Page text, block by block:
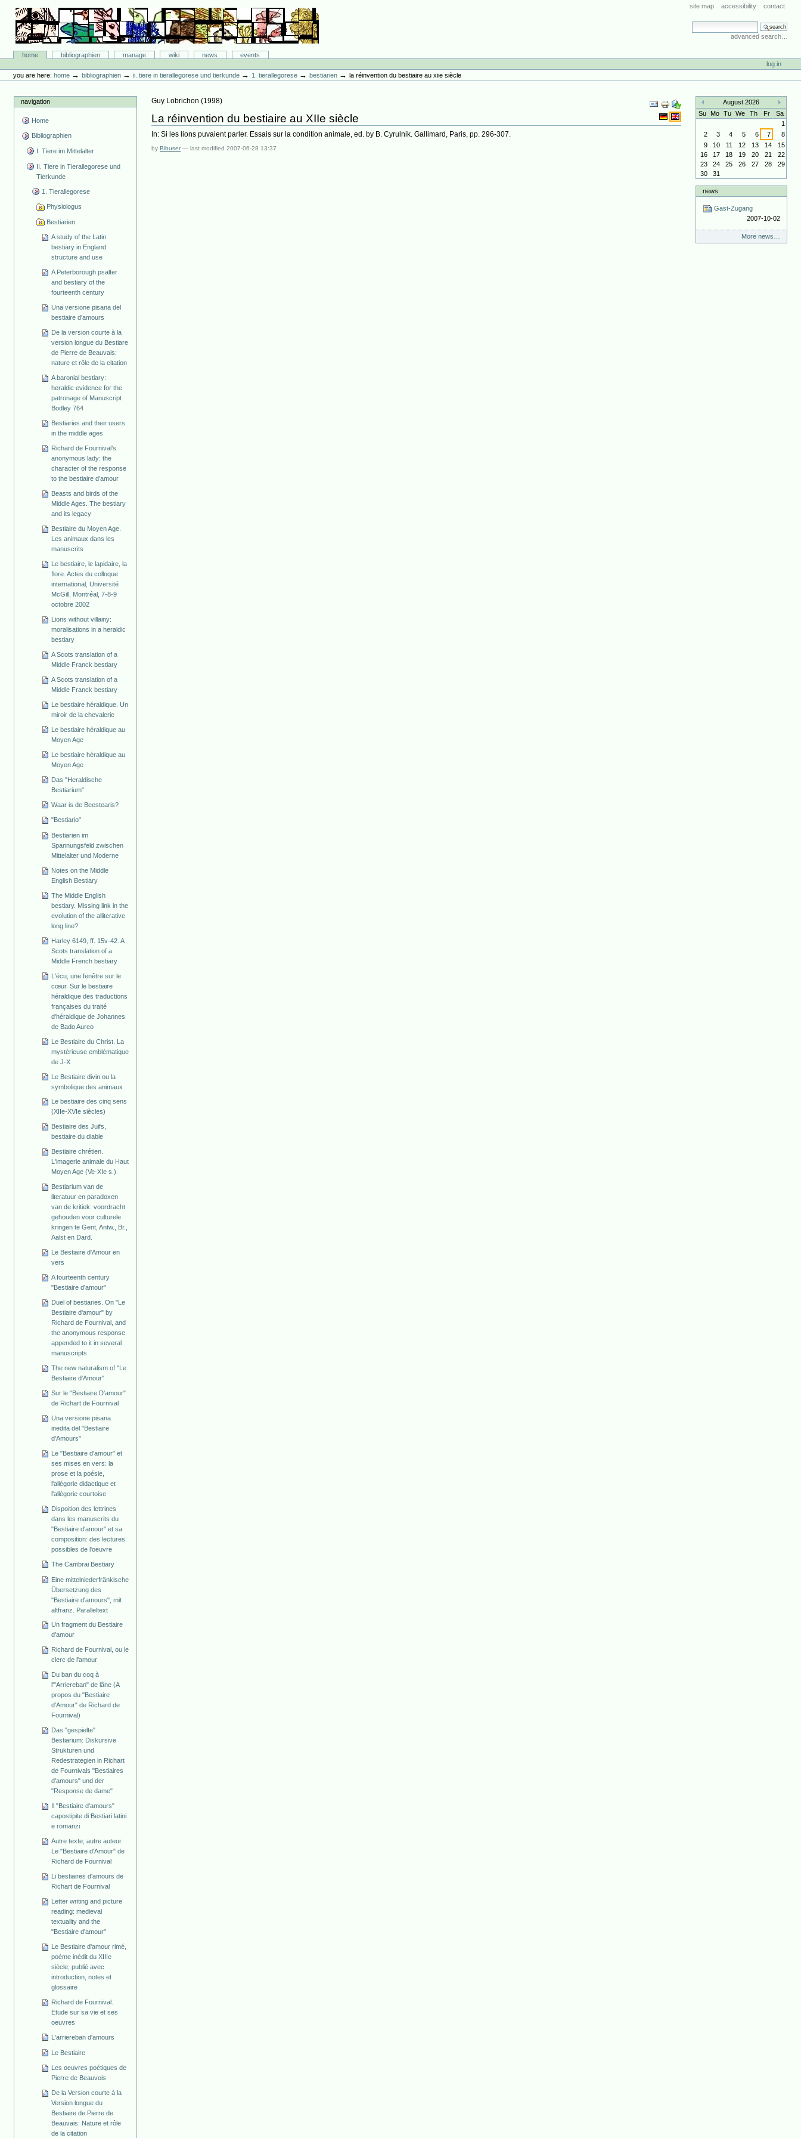
content.
navigation
site map accessibility contact
search site
advanced search…
Bibliographie-Portal
Sectionshome bibliographien manage wiki news
events
tools
log in
you are here: home →bibliographien →ii. tiere in tierallegorese und tierkunde →1. tierallegorese →bestiarien →la réinvention du bestiaire au xiie siècle
navigation
Home
Bibliographien
I. Tiere im Mittelalter
II. Tiere in Tierallegorese und
Tierkunde
1. Tierallegorese
Physiologus
Bestiarien
A study of the Latin
bestiary in England:
structure and use
A Peterborough psalter
and bestiary of the
fourteenth century
Una versione pisana del
bestiaire d'amours
De la version courte à la
version longue du Bestiare
de Pierre de Beauvais:
nature et rôle de la citation
A baronial bestiary:
heraldic evidence for the
patronage of Manuscript
Bodley 764
Bestiaries and their users
in the middle ages
Richard de Fournival’s
anonymous lady: the
character of the response
to the bestiaire d’amour
Beasts and birds of the
Middle Ages. The bestiary
and its legacy
Bestiaire du Moyen Age.
Les animaux dans les
manuscrits
Le bestiaire, le lapidaire, la
flore. Actes du colloque
international, Université
McGill, Montréal, 7-8-9
octobre 2002
Lions without villainy:
moralisations in a heraldic
bestiary
A Scots translation of a
Middle Franck bestiary
A Scots translation of a
Middle Franck bestiary
Le bestiaire héraldique. Un
miroir de la chevalerie
Le bestiaire héraldique au
Moyen Age
Le bestiaire héraldique au
Moyen Age
Das "Heraldische
Bestiarium"
Waar is de Beestearis?
"Bestiario"
Bestiarien im
Spannungsfeld zwischen
Mittelalter und Moderne
Notes on the Middle
English Bestiary
The Middle English
bestiary. Missing link in the
evolution of the alliterative
long line?
Harley 6149, ff. 15v-42. A
Scots translation of a
Middle French bestiary
L'écu, une fenêtre sur le
cœur. Sur le bestiaire
héraldique des traductions
françaises du traité
d'héraldique de Johannes
de Bado Aureo
Le Bestiaire du Christ. La
mystérieuse emblématique
de J-X
Le Bestiaire divin ou la
symbolique des animaux
Le bestiaire des cinq sens
(XIIe-XVIe siècles)
Bestiaire des Juifs,
bestiaire du diable
Bestiaire chrétien.
L'imagerie animale du Haut
Moyen Age (Ve-XIe s.)
Bestiarium van de
literatuur en paradoxen
van de kritiek: voordracht
gehouden voor culturele
kringen te Gent, Antw., Br.,
Aalst en Dard.
Le Bestiaire d'Amour en
vers
A fourteenth century
"Bestiaire d'amour"
Duel of bestiaries. On "Le
Bestiaire d'amour" by
Richard de Fournival, and
the anonymous response
appended to it in several
manuscripts
The new naturalism of "Le
Bestiaire d'Amour"
Sur le "Bestiaire D'amour"
de Richart de Fournival
Una versione pisana
inedita del "Bestiaire
d'Amours"
Le "Bestiaire d'amour" et
ses mises en vers: la
prose et la poésie,
l'allégorie didactique et
l'allégorie courtoise
Dispoition des lettrines
dans les manuscrits du
"Bestiaire d'amour" et sa
composition: des lectures
possibles de l'oeuvre
The Cambrai Bestiary
Eine mittelniederfränkische
Übersetzung des
"Bestiaire d'amours", mit
altfranz. Paralleltext
Un fragment du Bestiaire
d'amour
Richard de Fournival, ou le
clerc de l'amour
Du ban du coq à
l'"Arriereban" de lâne (A
propos du "Bestiaire
d'Amour" de Richard de
Fournival)
Das "gespielte"
Bestiarium: Diskursive
Strukturen und
Redestrategien in Richart
de Fournivals "Bestiaires
d'amours" und der
"Response de dame"
Il "Bestiaire d'amours"
capostipite di Bestiari latini
e romanzi
Autre texte; autre auteur.
Le "Bestiaire d'Amour" de
Richard de Fournival
Li bestiaires d'amours de
Richart de Fournival
Letter writing and picture
reading: medieval
textuality and the
"Bestiaire d'amour"
Le Bestiaire d'amour rimé,
poème inédit du XIIIe
siècle; publié avec
introduction, notes et
glossaire
Richard de Fournival.
Etude sur sa vie et ses
oeuvres
L'arriereban d'amours
Le Bestiaire
Les oeuvres poétiques de
Pierre de Beauvois
De la Version courte à la
Version longue du
Bestiaire de Pierre de
Beauvais: Nature et rôle
de la citation
Document
Actions
Guy Lobrichon (1998)
La réinvention du bestiaire au XIIe siècle
In: Si les lions puvaient parler. Essais sur la condition animale, ed. by B. Cyrulnik. Gallimard, Paris, pp. 296-307.
byBibuser —last modified2007-06-28 13:37
«
August 2026
»
Su Mo Tu We Th Fr
Sa
1
2
3 4 5 6 7
8
9
10 11 12 13 14
15
16
17 18 19 20 21
22
23
24 25 26 27 28
29
30
31
news
Gast-Zugang
2007-10-02
More news…